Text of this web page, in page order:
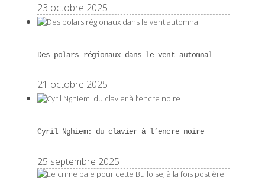
23 octobre 2025
Des polars régionaux dans le vent automnal
21 octobre 2025
Cyril Nghiem: du clavier à l’encre noire
25 septembre 2025